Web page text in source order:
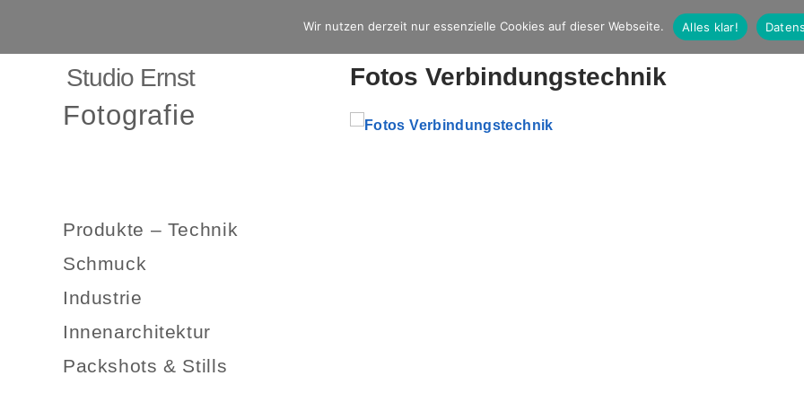
Studio Ernst
Fotografie
Produkte – Technik
Schmuck
Industrie
Innenarchitektur
Packshots & Stills
Fotos Verbindungstechnik
Wir nutzen derzeit nur essenzielle Cookies auf dieser Webseite. Alles klar!